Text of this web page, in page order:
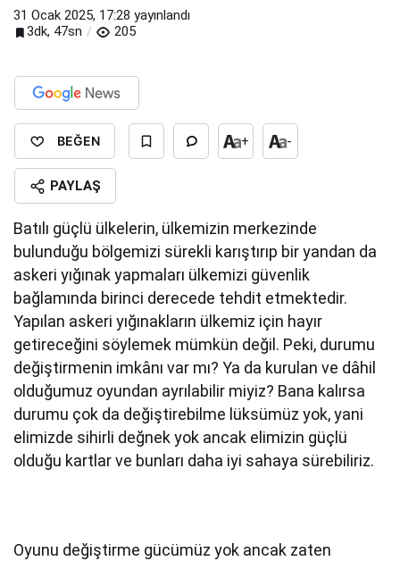
31 Ocak 2025, 17:28 yayınlandı
3dk, 47sn
205
BEĞEN + -
PAYLAŞ
Batılı güçlü ülkelerin, ülkemizin merkezinde
bulunduğu bölgemizi sürekli karıştırıp bir yandan da
askeri yığınak yapmaları ülkemizi güvenlik
bağlamında birinci derecede tehdit etmektedir.
Yapılan askeri yığınakların ülkemiz için hayır
getireceğini söylemek mümkün değil. Peki, durumu
değiştirmenin imkânı var mı? Ya da kurulan ve dâhil
olduğumuz oyundan ayrılabilir miyiz? Bana kalırsa
durumu çok da değiştirebilme lüksümüz yok, yani
elimizde sihirli değnek yok ancak elimizin güçlü
olduğu kartlar ve bunları daha iyi sahaya sürebiliriz.
Oyunu değiştirme gücümüz yok ancak zaten